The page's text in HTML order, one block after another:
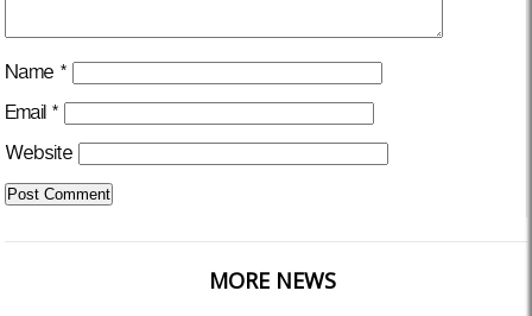
Name *
Email *
Website
MORE NEWS